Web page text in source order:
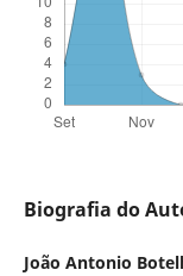
Biografia do
João Antonio